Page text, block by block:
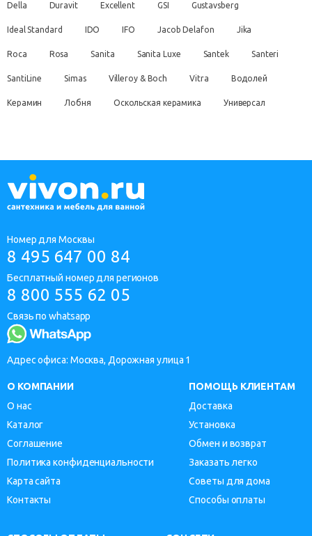
Della Duravit Excellent GSI Gustavsberg
Ideal Standard IDO IFO Jacob Delafon Jika
Roca Rosa Sanita Sanita Luxe Santek Santeri
SantiLine Simas Villeroy & Boch Vitra Водолей
Керамин Лобня Оскольская керамика Универсал
Номер для Москвы
8 495 647 00 84
Бесплатный номер для регионов
8 800 555 62 05
Связь по whatsapp
Адрес офиса: Москва, Дорожная улица 1
О КОМПАНИИ
О нас
Каталог
Соглашение
Политика конфиденциальности
Карта сайта
Контакты
ПОМОЩЬ КЛИЕНТАМ
Доставка
Установка
Обмен и возврат
Заказать легко
Советы для дома
Способы оплаты